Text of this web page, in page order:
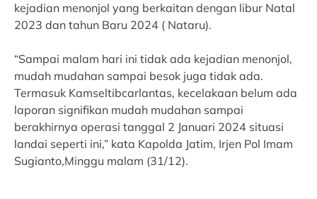
kejadian menonjol yang berkaitan dengan libur Natal
2023 dan tahun Baru 2024 ( Nataru).
“Sampai malam hari ini tidak ada kejadian menonjol,
mudah mudahan sampai besok juga tidak ada.
Termasuk Kamseltibcarlantas, kecelakaan belum ada
laporan signifikan mudah mudahan sampai
berakhirnya operasi tanggal 2 Januari 2024 situasi
landai seperti ini,” kata Kapolda Jatim, Irjen Pol Imam
Sugianto,Minggu malam (31/12).